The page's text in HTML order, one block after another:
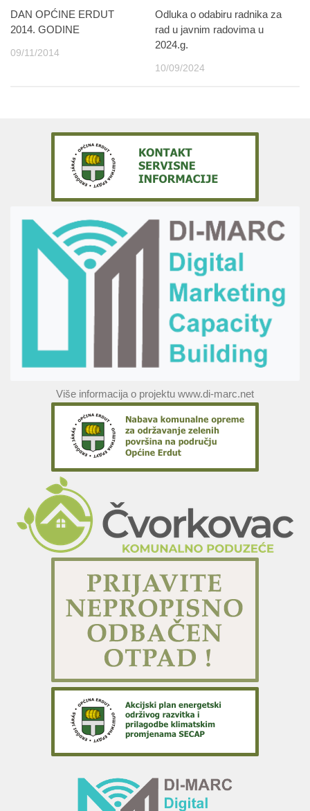
DAN OPĆINE ERDUT
2014. GODINE
09/11/2014
Odluka o odabiru radnika za
rad u javnim radovima u
2024.g.
10/09/2024
Više informacija o projektu www.di-marc.net